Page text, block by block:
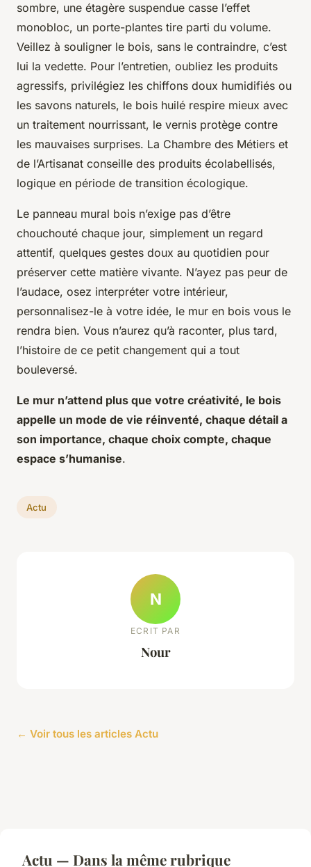
sombre, une étagère suspendue casse l’effet
monobloc, un porte-plantes tire parti du volume.
Veillez à souligner le bois, sans le contraindre, c’est
lui la vedette. Pour l’entretien, oubliez les produits
agressifs, privilégiez les chiffons doux humidifiés ou
les savons naturels, le bois huilé respire mieux avec
un traitement nourrissant, le vernis protège contre
les mauvaises surprises. La Chambre des Métiers et
de l’Artisanat conseille des produits écolabellisés,
logique en période de transition écologique.
Le panneau mural bois n’exige pas d’être
chouchouté chaque jour, simplement un regard
attentif, quelques gestes doux au quotidien pour
préserver cette matière vivante. N’ayez pas peur de
l’audace, osez interpréter votre intérieur,
personnalisez-le à votre idée, le mur en bois vous le
rendra bien. Vous n’aurez qu’à raconter, plus tard,
l’histoire de ce petit changement qui a tout
bouleversé.
Le mur n’attend plus que votre créativité, le bois
appelle un mode de vie réinventé, chaque détail a
son importance, chaque choix compte, chaque
espace s’humanise.
Actu
N
ECRIT PAR
Nour
← Voir tous les articles Actu
Actu — Dans la même rubrique